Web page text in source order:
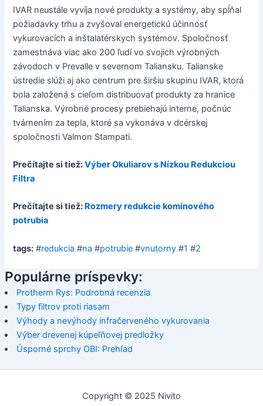
IVAR neustále vyvíja nové produkty a systémy, aby spĺňal
požiadavky trhu a zvyšoval energetickú účinnosť
vykurovacích a inštalatérskych systémov. Spoločnosť
zamestnáva viac ako 200 ľudí vo svojich výrobných
závodoch v Prevalle v severnom Taliansku. Talianske
ústredie slúži aj ako centrum pre širšiu skupinu IVAR, ktorá
bola založená s cieľom distribuovať produkty za hranice
Talianska. Výrobné procesy prebiehajú interne, počnúc
tvárnením za tepla, ktoré sa vykonáva v dcérskej
spoločnosti Valmon Stampati.
Prečítajte si tiež:Výber Okuliarov s Nízkou Redukciou
Filtra
Prečítajte si tiež: Rozmery redukcie komínového
potrubia
tags: #redukcia #na #potrubie #vnutorny #1 #2
Populárne príspevky:
Protherm Rys: Podrobná recenzia
Typy filtrov proti riasam
Výhody a nevýhody infračerveného vykurovania
Výber drevenej kúpeľňovej predložky
Úsporné sprchy OBI: Prehľad
Copyright © 2025 Nivito